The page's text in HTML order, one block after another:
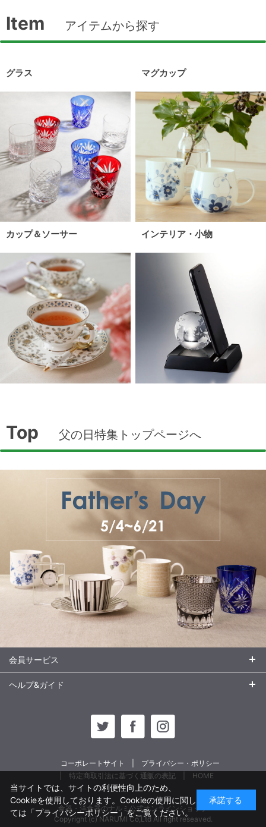
Item アイテムから探す
グラス マグカップ
カップ＆ソーサー インテリア・小物
Top 父の日特集トップページへ
会員サービス
ヘルプ&ガイド
コーポレートサイト
プライバシー・ポリシー
特定商取引法に基づく通販の表記
HOME
食器・洋食器のナルミ公式オンラインショップ
Copyright (c) NARUMI Co,Ltd All right reseaved.
当サイトでは、サイトの利便性向上のため、
Cookieを使用しております。Cookieの使用に関し
ては 「プライバシーポリシー」をご覧ください。
承諾する